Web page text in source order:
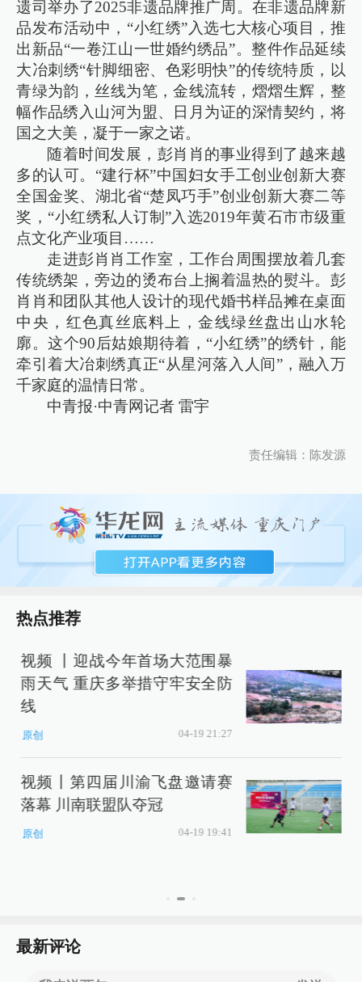
遗司举办了2025非遗品牌推广周。在非遗品牌新
品发布活动中，“小红绣”入选七大核心项目，推
出新品“一卷江山一世婚约绣品”。整件作品延续
大冶刺绣“针脚细密、色彩明快”的传统特质，以
青绿为韵，丝线为笔，金线流转，熠熠生辉，整
幅作品绣入山河为盟、日月为证的深情契约，将
国之大美，凝于一家之诺。
随着时间发展，彭肖肖的事业得到了越来越
多的认可。“建行杯”中国妇女手工创业创新大赛
全国金奖、湖北省“楚凤巧手”创业创新大赛二等
奖，“小红绣私人订制”入选2019年黄石市市级重
点文化产业项目……
走进彭肖肖工作室，工作台周围摆放着几套
传统绣架，旁边的烫布台上搁着温热的熨斗。彭
肖肖和团队其他人设计的现代婚书样品摊在桌面
中央，红色真丝底料上，金线绿丝盘出山水轮
廓。这个90后姑娘期待着，“小红绣”的绣针，能
牵引着大冶刺绣真正“从星河落入人间”，融入万
千家庭的温情日常。
中青报·中青网记者 雷宇
责任编辑：陈发源
热点推荐
视频 丨迎战今年首场大范围暴
雨天气 重庆多举措守牢安全防
线
原创 04-19 21:27
视频丨第四届川渝飞盘邀请赛
落幕 川南联盟队夺冠
原创 04-19 19:41
最新评论